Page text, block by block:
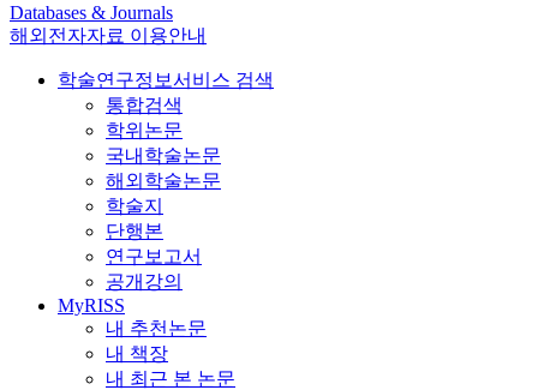
Databases & Journals
해외전자자료 이용안내
학술연구정보서비스 검색
통합검색
학위논문
국내학술논문
해외학술논문
학술지
단행본
연구보고서
공개강의
MyRISS
내 추천논문
내 책장
내 최근 본 논문